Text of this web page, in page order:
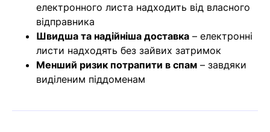
електронного листа надходить від власного
відправника
Швидша та надійніша доставка – електронні
листи надходять без зайвих затримок
Менший ризик потрапити в спам – завдяки
виділеним піддоменам